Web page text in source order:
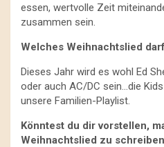
essen, wertvolle Zeit
zusammen sein.
Welches Weihnachtslied
Dieses Jahr wird es wohl Ed
oder auch AC/DC sein…die
unsere Familien-Playlist.
Könntest du dir vorstellen,
Weihnachtslied zu